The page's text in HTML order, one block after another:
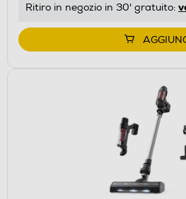
Ritiro in negozio in 30' gratuito: